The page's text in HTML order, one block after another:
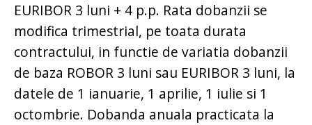
EURIBOR 3 luni + 4 p.p. Rata dobanzii se
modifica trimestrial, pe toata durata
contractului, in functie de variatia dobanzii
de baza ROBOR 3 luni sau EURIBOR 3 luni, la
datele de 1 ianuarie, 1 aprilie, 1 iulie si 1
octombrie. Dobanda anuala practicata la